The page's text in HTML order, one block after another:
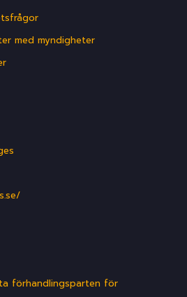
med myndigheter
förhandlingsparten för